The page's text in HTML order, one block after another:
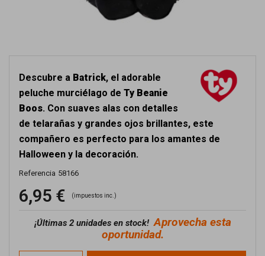
Descubre a Batrick, el adorable
peluche murciélago de Ty Beanie
Boos. Con suaves alas con detalles
de telarañas y grandes ojos brillantes, este
compañero es perfecto para los amantes de
Halloween y la decoración.
Referencia 58166
6,95 € (impuestos inc.)
¡Últimas 2 unidades en stock!Aprovecha esta
oportunidad.